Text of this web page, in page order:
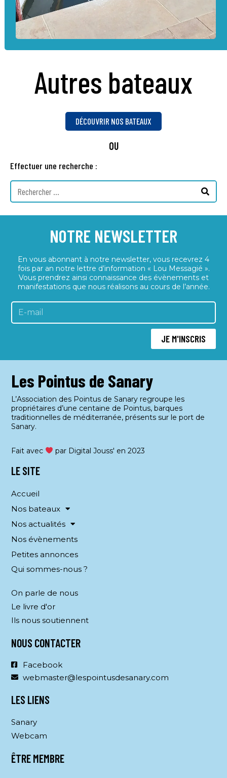
Autres bateaux
DÉCOUVRIR NOS BATEAUX
OU
Effectuer une recherche :
NOTRE NEWSLETTER
En vous abonnant à notre newsletter, vous recevrez 4
fois par an notre lettre d’information « Lou Messagié ».
Vous prendrez ainsi connaissance des évènements et
manifestations que nous réalisons au cours de l’année.
JE M'INSCRIS
Les Pointus de Sanary
L’Association des Pointus de Sanary regroupe les
propriétaires d’une centaine de Pointus, barques
traditionnelles de méditerranée, présents sur le port de
Sanary.
Fait avec par Digital Jouss' en 2023
LE SITE
Accueil
Nos bateaux
Nos actualités
Nos évènements
Petites annonces
Qui sommes-nous ?
On parle de nous
Le livre d'or
Ils nous soutiennent
NOUS CONTACTER
Facebook
webmaster@lespointusdesanary.com
LES LIENS
Sanary
Webcam
ÊTRE MEMBRE